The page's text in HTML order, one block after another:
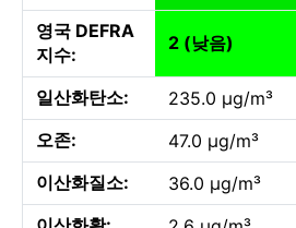
영국 DEFRA
지수:
2 (낮음)
일산화탄소:
235.0 µg/m³
오존:
47.0 µg/m³
이산화질소:
36.0 µg/m³